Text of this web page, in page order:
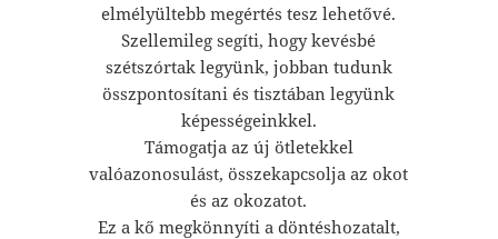
elmélyültebb megértés tesz lehetővé.
Szellemileg segíti, hogy kevésbé
szétszórtak legyünk, jobban tudunk
összpontosítani és tisztában legyünk
képességeinkkel.
Támogatja az új ötletekkel
valóazonosulást, összekapcsolja az okot
és az okozatot.
Ez a kő megkönnyíti a döntéshozatalt,